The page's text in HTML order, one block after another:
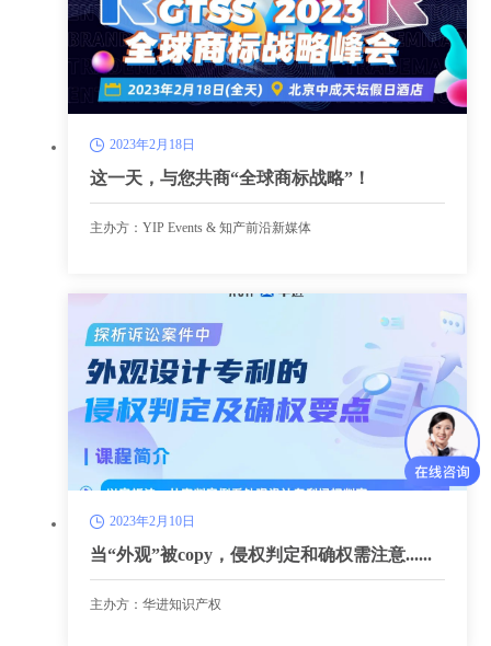
2023年2月18日
这一天，与您共商“全球商标战略”！
主办方：YIP Events & 知产前沿新媒体
2023年2月10日
当“外观”被copy，侵权判定和确权需注意......
主办方：华进知识产权